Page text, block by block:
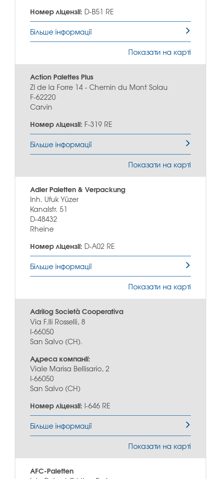
Номер ліцензії: D-B51 RE
Більше інформації
Показати на карті
Action Palettes Plus
ZI de la Forre 14 - Chemin du Mont Solau
F-62220
Carvin
Номер ліцензії: F-319 RE
Більше інформації
Показати на карті
Adler Paletten & Verpackung
Inh. Ufuk Yüzer
Kanalstr. 51
D-48432
Rheine
Номер ліцензії: D-A02 RE
Більше інформації
Показати на карті
Adrilog Società Cooperativa
Via F.lli Rosselli, 8
I-66050
San Salvo (CH).
Адреса компанії:
Viale Marisa Bellisario, 2
I-66050
San Salvo (CH)
Номер ліцензії: I-646 RE
Більше інформації
Показати на карті
AFC-Paletten